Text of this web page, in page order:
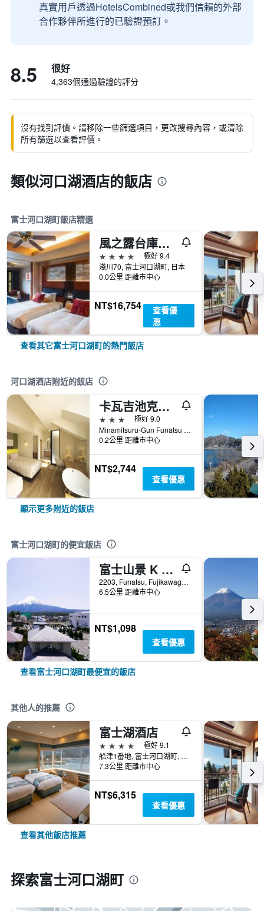
真實用戶透過HotelsCombined或我們信賴的外部
合作夥伴所進行的已驗證預訂。
8.5 很好
4,363個通過驗證的評分
沒有找到評價。請移除一些篩選項目，更改搜尋內容，或清除
所有篩選以查看評價。
類似河口湖酒店的飯店
富士河口湖町飯店精選
風之露台庫庫納飯店
4星級
極好 9.4
淺川70, 富士河口湖町, 日本
0.0公里 距離市中心
NT$16,754
查看優
惠
查看其它富士河口湖町的熱門飯店
河口湖酒店附近的飯店
卡瓦吉池克公園酒店
3星級
極好 9.0
Minamitsuru-Gun Funatsu 6713-6, 富士河口湖町, 日本
0.2公里 距離市中心
NT$2,744
查看優惠
顯示更多附近的飯店
富士河口湖町的便宜飯店
富士山景 K 之家 - 富士河口湖
2203, Funatsu, Fujikawaguchiko-machi Minamitsuru-gun, 富士河口湖町, 日本
6.5公里 距離市中心
NT$1,098
查看優惠
查看富士河口湖町最便宜的飯店
其他人的推薦
富士湖酒店
4星級
極好 9.1
船津1番地, 富士河口湖町, 日本
7.3公里 距離市中心
NT$6,315
查看優惠
查看其他飯店推薦
探索富士河口湖町